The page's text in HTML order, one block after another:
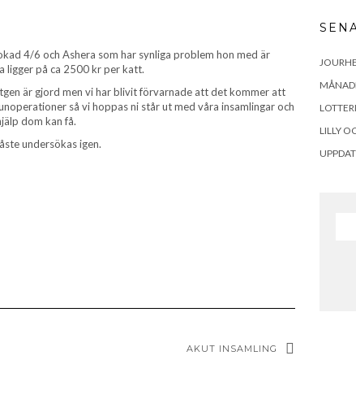
4/6 och Ashera som har synliga problem hon med är
ligger på ca 2500 kr per katt.
är gjord men vi har blivit förvarnade att det kommer att
så vi hoppas ni står ut med våra insamlingar och
dom kan få.
undersökas igen.
AKUT INSAMLING
LILLY